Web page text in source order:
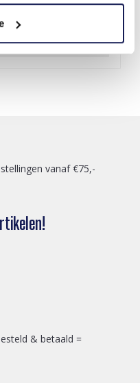
vanaf €75,-
& betaald =